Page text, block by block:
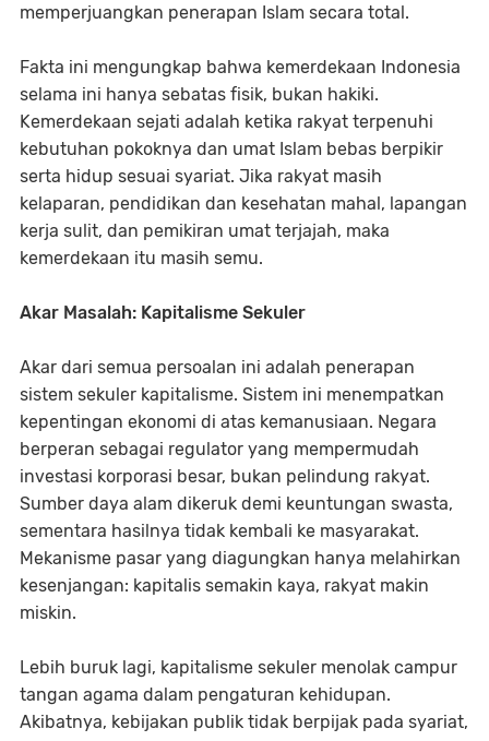
memperjuangkan penerapan Islam secara total.
Fakta ini mengungkap bahwa kemerdekaan Indonesia
selama ini hanya sebatas fisik, bukan hakiki.
Kemerdekaan sejati adalah ketika rakyat terpenuhi
kebutuhan pokoknya dan umat Islam bebas berpikir
serta hidup sesuai syariat. Jika rakyat masih
kelaparan, pendidikan dan kesehatan mahal, lapangan
kerja sulit, dan pemikiran umat terjajah, maka
kemerdekaan itu masih semu.
Akar Masalah: Kapitalisme Sekuler
Akar dari semua persoalan ini adalah penerapan
sistem sekuler kapitalisme. Sistem ini menempatkan
kepentingan ekonomi di atas kemanusiaan. Negara
berperan sebagai regulator yang mempermudah
investasi korporasi besar, bukan pelindung rakyat.
Sumber daya alam dikeruk demi keuntungan swasta,
sementara hasilnya tidak kembali ke masyarakat.
Mekanisme pasar yang diagungkan hanya melahirkan
kesenjangan: kapitalis semakin kaya, rakyat makin
miskin.
Lebih buruk lagi, kapitalisme sekuler menolak campur
tangan agama dalam pengaturan kehidupan.
Akibatnya, kebijakan publik tidak berpijak pada syariat,